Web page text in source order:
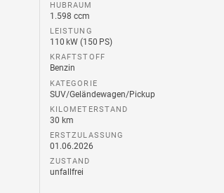
HUBRAUM
1.598 ccm
LEISTUNG
110 kW (150 PS)
KRAFTSTOFF
Benzin
KATEGORIE
SUV/Geländewagen/Pickup
KILOMETERSTAND
30 km
ERSTZULASSUNG
01.06.2026
ZUSTAND
unfallfrei